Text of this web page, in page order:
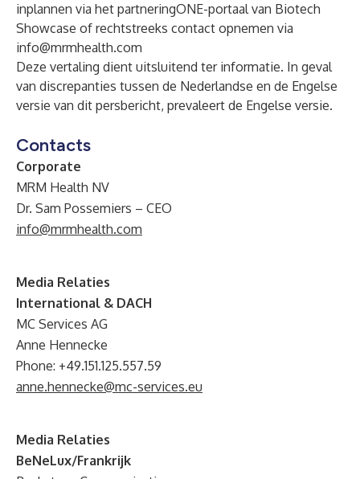
inplannen via het partneringONE-portaal van Biotech
Showcase of rechtstreeks contact opnemen via
info@mrmhealth.com
Deze vertaling dient uitsluitend ter informatie. In geval
van discrepanties tussen de Nederlandse en de Engelse
versie van dit persbericht, prevaleert de Engelse versie.
Contacts
Corporate
MRM Health NV
Dr. Sam Possemiers – CEO
info@mrmhealth.com
Media Relaties
International & DACH
MC Services AG
Anne Hennecke
Phone: +49.151.125.557.59
anne.hennecke@mc-services.eu
Media Relaties
BeNeLux/Frankrijk